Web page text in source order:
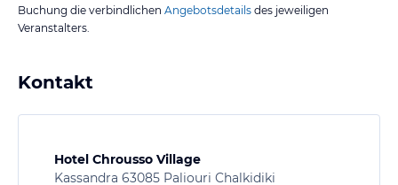
Buchung die verbindlichen Angebotsdetails des jeweiligen
Veranstalters.
Kontakt
Hotel Chrousso Village
Kassandra 63085 Paliouri Chalkidiki